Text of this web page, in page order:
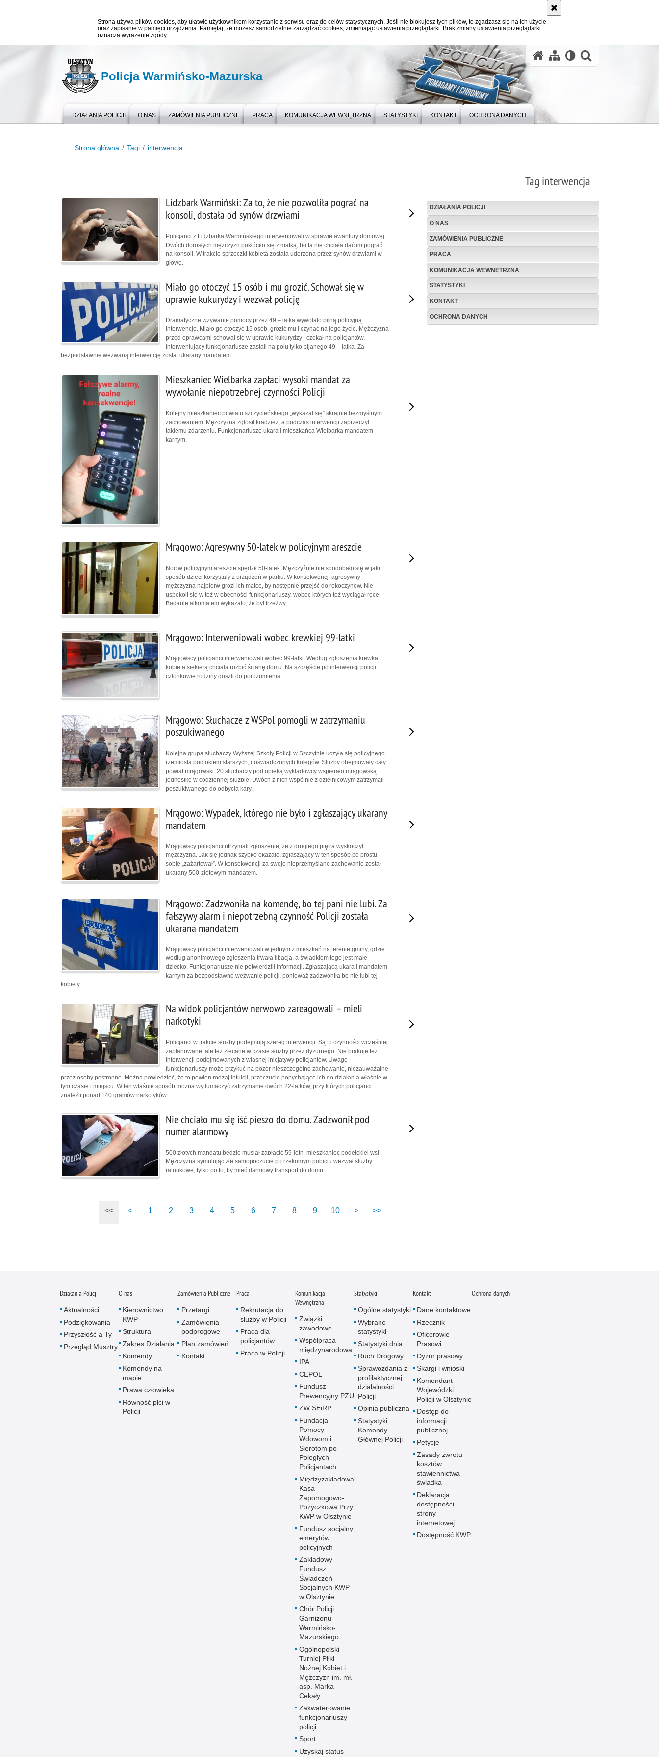
Strona używa plików cookies, aby ułatwić użytkownikom korzystanie z serwisu oraz do celów statystycznych. Jeśli nie blokujesz tych plików, to zgadzasz się na ich użycie
oraz zapisanie w pamięci urządzenia. Pamiętaj, że możesz samodzielnie zarządzać cookies, zmieniając ustawienia przeglądarki. Brak zmiany ustawienia przeglądarki
oznacza wyrażenie zgody.
Policja Warmińsko-Mazurska
DZIAŁANIA POLICJI O NAS ZAMÓWIENIA PUBLICZNE PRACA KOMUNIKACJA WEWNĘTRZNA STATYSTYKI KONTAKT OCHRONA DANYCH
Strona główna Tagi interwencja
Tag interwencja
DZIAŁANIA POLICJI
O NAS
ZAMÓWIENIA PUBLICZNE
PRACA
KOMUNIKACJA WEWNĘTRZNA
STATYSTYKI
KONTAKT
OCHRONA DANYCH
Lidzbark Warmiński: Za to, że nie pozwoliła pograć na
konsoli, dostała od synów drzwiami
Policjanci z Lidzbarka Warmińskiego interweniowali w sprawie awantury domowej.
Dwóch dorosłych mężczyzn pokłóciło się z matką, bo ta nie chciała dać im pograć
na konsoli. W trakcie sprzeczki kobieta została uderzona przez synów drzwiami w
głowę.
Miało go otoczyć 15 osób i mu grozić. Schował się w
uprawie kukurydzy i wezwał policję
Dramatyczne wzywanie pomocy przez 49 – latka wywołało pilną policyjną
interwencję. Miało go otoczyć 15 osób, grozić mu i czyhać na jego życie. Mężczyzna
przed oprawcami schował się w uprawie kukurydzy i czekał na policjantów.
Interweniujący funkcjonariusze zastali na polu tylko pijanego 49 – latka. Za
bezpodstawnie wezwaną interwencję został ukarany mandatem.
Mieszkaniec Wielbarka zapłaci wysoki mandat za
wywołanie niepotrzebnej czynności Policji
Kolejny mieszkaniec powiatu szczycieńskiego „wykazał się” skrajnie bezmyślnym
zachowaniem. Mężczyzna zgłosił kradzież, a podczas interwencji zaprzeczył
takiemu zdarzeniu. Funkcjonariusze ukarali mieszkańca Wielbarka mandatem
karnym.
Mrągowo: Agresywny 50-latek w policyjnym areszcie
Noc w policyjnym areszcie spędził 50-latek. Mężczyźnie nie spodobało się w jaki
sposób dzieci korzystały z urządzeń w parku. W konsekwencji agresywny
mężczyzna najpierw grozi ich matce, by następnie przejść do rękoczynów. Nie
uspokoił się w też w obecności funkcjonariuszy, wobec których też wyciągał ręce.
Badanie alkomatem wykazało, że był trzeźwy.
Mrągowo: Interweniowali wobec krewkiej 99-latki
Mrągowscy policjanci interweniowali wobec 99-latki. Według zgłoszenia krewka
kobieta siekierą chciała rozbić ścianę domu. Na szczęście po interwencji policji
członkowie rodziny doszli do porozumienia.
Mrągowo: Słuchacze z WSPol pomogli w zatrzymaniu
poszukiwanego
Kolejna grupa słuchaczy Wyższej Szkoły Policji w Szczytnie uczyła się policyjnego
rzemiosła pod okiem starszych, doświadczonych kolegów. Służby obejmowały cały
powiat mrągowski. 20 słuchaczy pod opieką wykładowcy wspierało mrągowską
jednostkę w codziennej służbie. Dwóch z nich wspólnie z dzielnicowym zatrzymali
poszukiwanego do odbycia kary.
Mrągowo: Wypadek, którego nie było i zgłaszający ukarany
mandatem
Mrągowscy policjanci otrzymali zgłoszenie, że z drugiego piętra wyskoczył
mężczyzna. Jak się jednak szybko okazało, zgłaszający w ten sposób po prostu
sobie „zażartował”. W konsekwencji za swoje nieprzemyślane zachowanie został
ukarany 500-złotowym mandatem.
Mrągowo: Zadzwoniła na komendę, bo tej pani nie lubi. Za
fałszywy alarm i niepotrzebną czynność Policji została
ukarana mandatem
Mrągowscy policjanci interweniowali w jednym z mieszkań na terenie gminy, gdzie
według anonimowego zgłoszenia trwała libacja, a świadkiem tego jest małe
dziecko. Funkcjonariusze nie potwierdzili informacji. Zgłaszającą ukarali mandatem
karnym za bezpodstawne wezwanie policji, ponieważ zadzwoniła bo nie lubi tej
kobiety.
Na widok policjantów nerwowo zareagowali – mieli
narkotyki
Policjanci w trakcie służby podejmują szereg interwencji. Są to czynności wcześniej
zaplanowane, ale też zlecane w czasie służby przez dyżurnego. Nie brakuje też
interwencji podejmowanych z własnej inicjatywy policjantów. Uwagę
funkcjonariuszy może przykuć na pozór nieszczególne zachowanie, niezauważalne
przez osoby postronne. Można powiedzieć, że to pewien rodzaj intuicji, przeczucie popychające ich do działania właśnie w
tym czasie i miejscu. W ten właśnie sposób można wytłumaczyć zatrzymanie dwóch 22-latków, przy których policjanci
znaleźli ponad 140 gramów narkotyków.
Nie chciało mu się iść pieszo do domu. Zadzwonił pod
numer alarmowy
500 złotych mandatu będzie musiał zapłacić 59-letni mieszkaniec podełckiej wsi.
Mężczyzna symulując złe samopoczucie po rzekomym pobiciu wezwał służby
ratunkowe, tylko po to, by mieć darmowy transport do domu.
<< < 1 2 3 4 5 6 7 8 9 10 > >>
Działania Policji
Aktualności
Podziękowania
Przyszłość a Ty
Przegląd Musztry
O nas
Kierownictwo
KWP
Struktura
Zakres Działania
Komendy
Komendy na
mapie
Prawa człowieka
Równość płci w
Policji
Zamówienia Publiczne
Przetargi
Zamówienia
podprogowe
Plan zamówień
Kontakt
Praca
Rekrutacja do
służby w Policji
Praca dla
policjantów
Praca w Policji
Komunikacja
Wewnętrzna
Związki
zawodowe
Współpraca
międzynarodowa
IPA
CEPOL
Fundusz
Prewencyjny PZU
ZW SEiRP
Fundacja
Pomocy
Wdowom i
Sierotom po
Poległych
Policjantach
Międzyzakładowa
Kasa
Zapomogowo-
Pożyczkowa Przy
KWP w Olsztynie
Fundusz socjalny
emerytów
policyjnych
Zakładowy
Fundusz
Świadczeń
Socjalnych KWP
w Olsztynie
Chór Policji
Garnizonu
Warmińsko-
Mazurskiego
Ogólnopolski
Turniej Piłki
Nożnej Kobiet i
Mężczyzn im. mł.
asp. Marka
Cekały
Zakwaterowanie
funkcjonariuszy
policji
Sport
Uzyskaj status
Statystyki
Ogólne statystyki
Wybrane
statystyki
Statystyki dnia
Ruch Drogowy
Sprawozdania z
profilaktycznej
działalności
Policji
Opinia publiczna
Statystyki
Komendy
Głównej Policji
Kontakt
Dane kontaktowe
Rzecznik
Oficerowie
Prasowi
Dyżur prasowy
Skargi i wnioski
Komendant
Wojewódzki
Policji w Olsztynie
Dostęp do
informacji
publicznej
Petycje
Zasady zwrotu
kosztów
stawiennictwa
świadka
Deklaracja
dostępności
strony
internetowej
Dostępność KWP
Ochrona danych